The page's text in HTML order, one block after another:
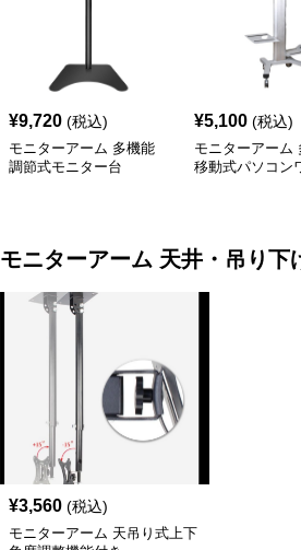
¥9,720 (税込)
モニターアーム 多機能
調節式モニター台
¥5,100 (税込)
モニターアーム
移動式パソコン
モニターアーム 天井・吊り下
¥3,560 (税込)
モニターアーム 天吊り式上下